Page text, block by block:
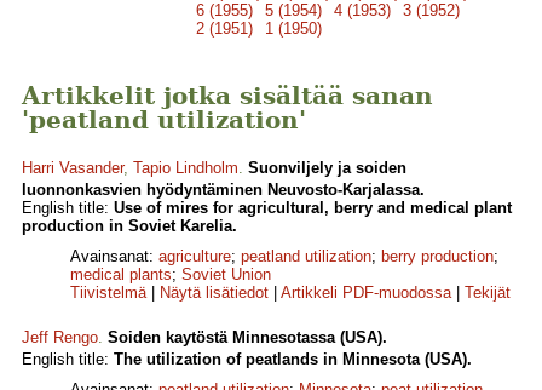
6 (1955)
5 (1954) 4 (1953)
3 (1952)
2 (1951)
1 (1950)
Artikkelit jotka sisältää sanan
'peatland utilization'
Harri Vasander, Tapio Lindholm. Suonviljely ja soiden
luonnonkasvien hyödyntäminen Neuvosto-Karjalassa.
English title: Use of mires for agricultural, berry and medical plant
production in Soviet Karelia.
Avainsanat: agriculture; peatland utilization; berry production;
medical plants; Soviet Union
Tiivistelmä| Näytä lisätiedot Artikkeli PDF-muodossa| Tekijät
Jeff Rengo. Soiden kaytöstä Minnesotassa (USA).
English title: The utilization of peatlands in Minnesota (USA).